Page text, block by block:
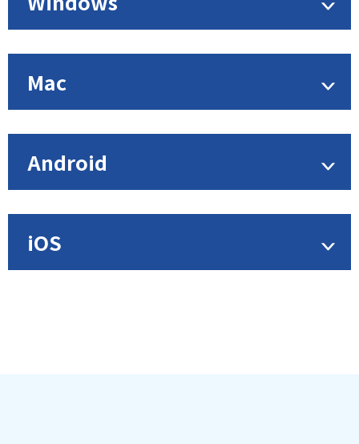
Mac
Android
iOS